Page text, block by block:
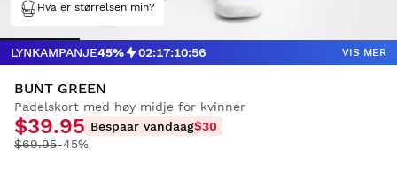
Hva er størrelsen min?
LYNKAMPANJE45% 02:17:10:55 VIS MER
BUNT GREEN
Padelskort med høy midje for kvinner
$39.95 Bespaar vandaag$30
$69.95-45%